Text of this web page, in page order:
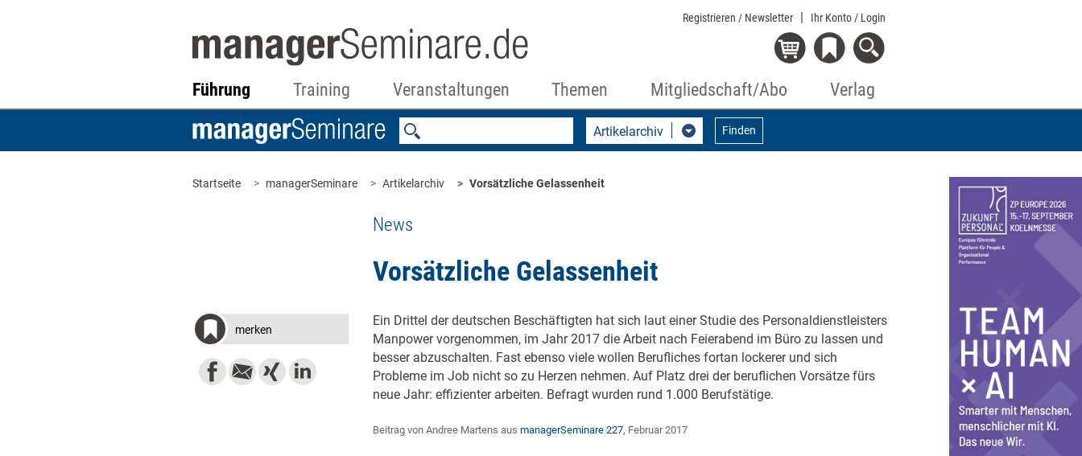
Registrieren / Newsletter Ihr Konto / Login
Führung Training Veranstaltungen Themen Mitgliedschaft/Abo Verlag
Artikelarchiv Finden
Startseite managerSeminare Artikelarchiv Vorsätzliche Gelassenheit
News
Vorsätzliche Gelassenheit
merken
Ein Drittel der deutschen Beschäftigten hat sich laut einer Studie des Personaldienstleisters
Manpower vorgenommen, im Jahr 2017 die Arbeit nach Feierabend im Büro zu lassen und
besser abzuschalten. Fast ebenso viele wollen Berufliches fortan lockerer und sich
Probleme im Job nicht so zu Herzen nehmen. Auf Platz drei der beruflichen Vorsätze fürs
neue Jahr: effizienter arbeiten. Befragt wurden rund 1.000 Berufstätige.
Beitrag von Andree Martens aus managerSeminare 227, Februar 2017